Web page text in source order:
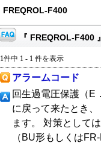
FREQROL-F400
『 FREQROL-F400
1件中 1 - 1 件を表示
アラームコード
回生過電圧保護（E
に戻って来たとき
ます。 対策として
（BU形もしくは